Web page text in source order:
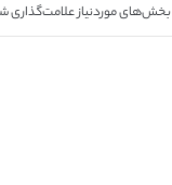
بخش‌های موردنیاز علامت‌گذاری